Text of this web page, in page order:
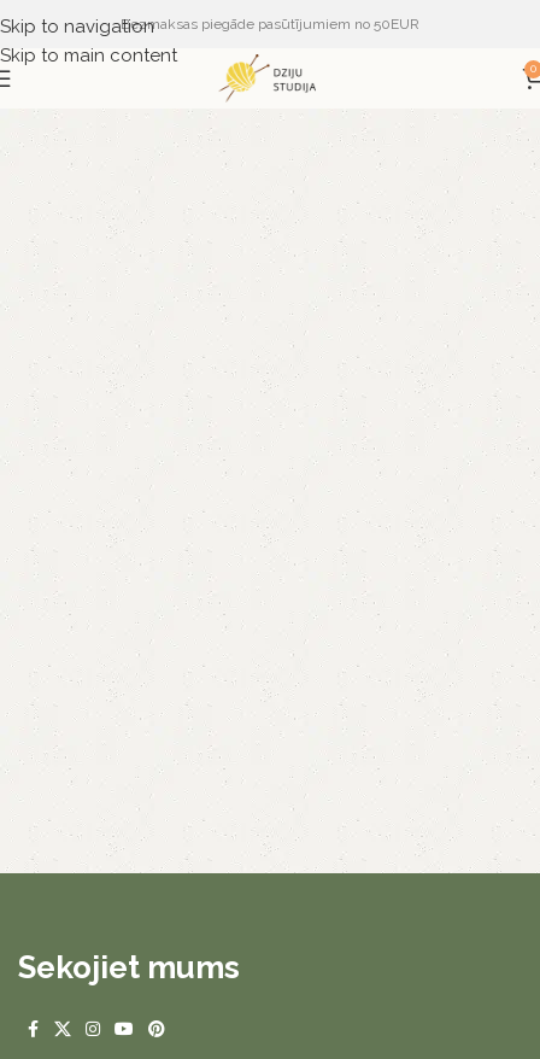
Skip to navigation
Skip to main content
Bezmaksas piegāde pasūtījumiem no 50EUR
0
Sekojiet mums